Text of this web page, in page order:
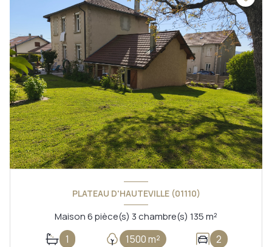
PLATEAU D'HAUTEVILLE (01110)
Maison 6 pièce(s) 3 chambre(s) 135 m²
1 1500 m² 2